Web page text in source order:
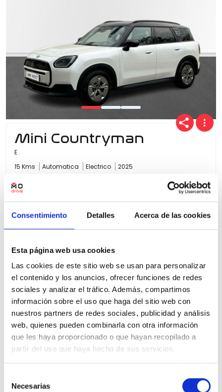
Consentimiento Detalles Acerca de las cookies
Esta página web usa cookies
Las cookies de este sitio web se usan para personalizar
el contenido y los anuncios, ofrecer funciones de redes
sociales y analizar el tráfico. Además, compartimos
información sobre el uso que haga del sitio web con
nuestros partners de redes sociales, publicidad y análisis
web, quienes pueden combinarla con otra información
que les haya proporcionado o que hayan recopilado a
partir del uso que haya hecho de sus servicios.
Necesarias
Mini Countryman
E
15 Kms
Automatica Electrico 2025
Precio financiado 100%
40.500€ 630,46€/mes
Precio al contado: 41.500 €
100% Online Segunda mano